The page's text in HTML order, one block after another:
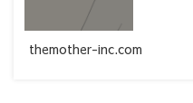
themother-inc.com